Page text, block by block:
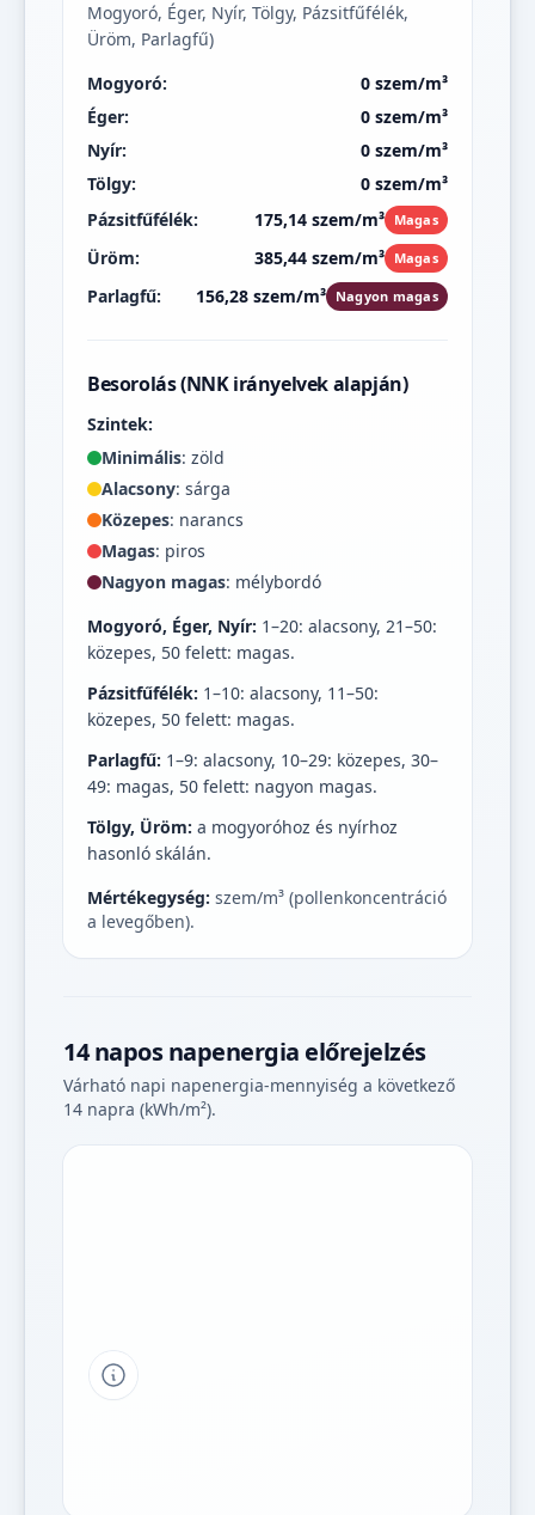
Mogyoró, Éger, Nyír, Tölgy, Pázsitfűfélék,
Üröm, Parlagfű)
Mogyoró:
0 szem/m³
Éger:
0 szem/m³
Nyír:
0 szem/m³
Tölgy:
0 szem/m³
Pázsitfűfélék:
175,14 szem/m³ Magas
Üröm: 385,44 szem/m³ Magas
Parlagfű: 156,28 szem/m³ Nagyon magas
Besorolás (NNK irányelvek alapján)
Szintek:
Minimális: zöld
Alacsony: sárga
Közepes: narancs
Magas: piros
Nagyon magas: mélybordó
Mogyoró, Éger, Nyír: 1–20: alacsony, 21–50:
közepes, 50 felett: magas.
Pázsitfűfélék: 1–10: alacsony, 11–50:
közepes, 50 felett: magas.
Parlagfű: 1–9: alacsony, 10–29: közepes, 30–
49: magas, 50 felett: nagyon magas.
Tölgy, Üröm: a mogyoróhoz és nyírhoz
hasonló skálán.
Mértékegység: szem/m³ (pollenkoncentráció
a levegőben).
14 napos napenergia előrejelzés
Várható napi napenergia-mennyiség a következő
14 napra (kWh/m²).
Tipp a grafikon jelmagyarázatához